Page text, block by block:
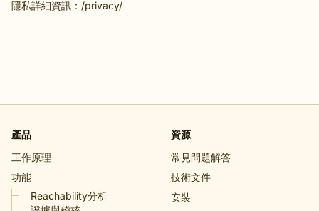
隱私詳細資訊： /privacy/
產品
工作原理
功能
Reachability分析
資源
常見問題解答
技術文件
安裝